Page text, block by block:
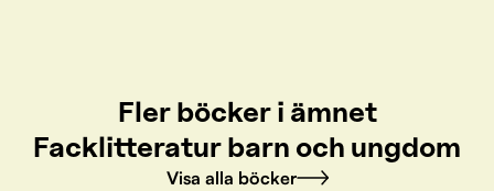
Fler böcker i ämnet
Facklitteratur barn och ungdom
Visa alla böcker